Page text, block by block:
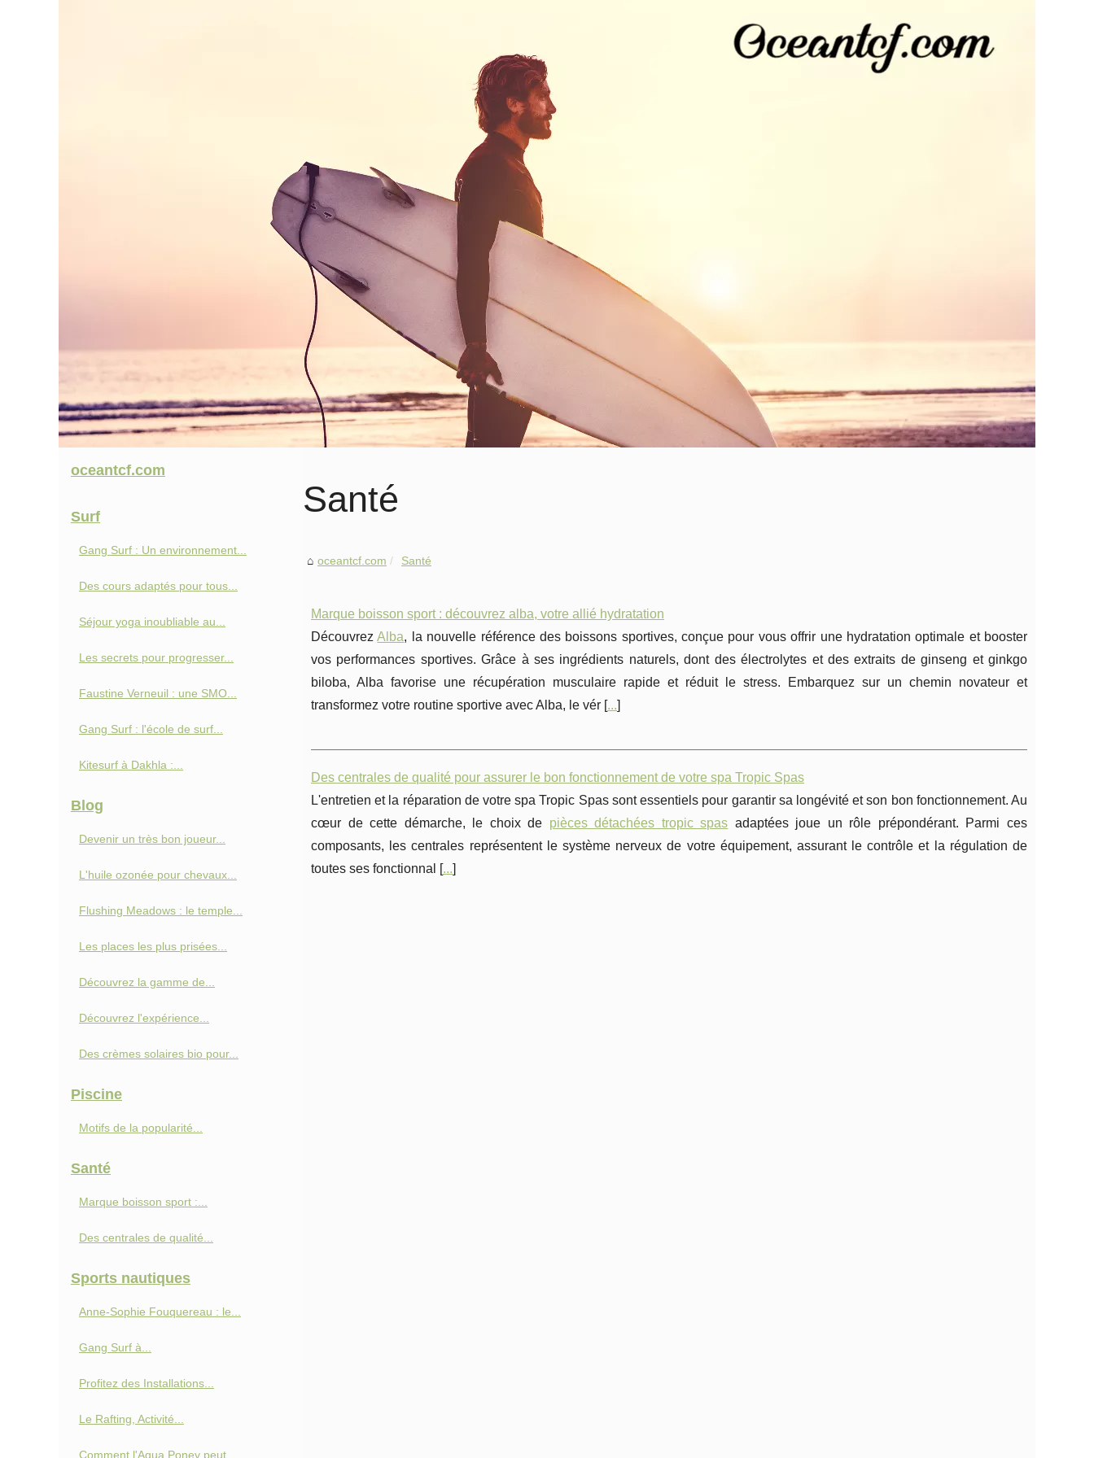
Santé
oceantcf.com Santé
Marque boisson sport : découvrez alba, votre allié hydratation
DécouvrezAlba, la nouvelle référence des boissons sportives, conçue pour vous offrir une hydratation optimale et booster
vos performances sportives. Grâce à ses ingrédients naturels, dont des électrolytes et des extraits de ginseng et ginkgo
biloba, Alba favorise une récupération musculaire rapide et réduit le stress. Embarquez sur un chemin novateur et
transformez votre routine sportive avec Alba, le vér [...]
Des centrales de qualité pour assurer le bon fonctionnement de votre spa Tropic Spas
L'entretien et la réparation de votre spa Tropic Spas sont essentiels pour garantir sa longévité et son bon fonctionnement. Au
cœur de cette démarche, le choix de pièces détachées tropic spas adaptées joue un rôle prépondérant. Parmi ces
composants, les centrales représentent le système nerveux de votre équipement, assurant le contrôle et la régulation de
toutes ses fonctionnal [...]
oceantcf.com
Surf
Gang Surf : Un environnement...
Des cours adaptés pour tous...
Séjour yoga inoubliable au...
Les secrets pour progresser...
Faustine Verneuil : une SMO...
Gang Surf : l'école de surf...
Kitesurf à Dakhla :...
Blog
Devenir un très bon joueur...
L'huile ozonée pour chevaux...
Flushing Meadows : le temple...
Les places les plus prisées...
Découvrez la gamme de...
Découvrez l'expérience...
Des crèmes solaires bio pour...
Piscine
Motifs de la popularité...
Santé
Marque boisson sport :...
Des centrales de qualité...
Sports nautiques
Anne‑Sophie Fouquereau : le...
Gang Surf à...
Profitez des Installations...
Le Rafting, Activité...
Comment l'Aqua Poney peut...